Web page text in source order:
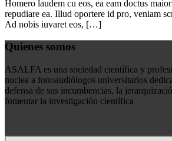
Homero laudem cu eos, ea eam doctus
repudiare ea. Illud oportere id pro, veniam
Ad nobis iuvaret eos, […]
Quienes somos
ASALFA es una sociedad científica y
nuclea a fonoaudiólogos universitarios
defensa de sus incumbencias, la
fomentar la investigación científica